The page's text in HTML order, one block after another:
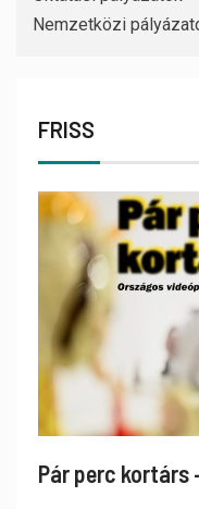
Nemzetközi
FRISS
Pár perc